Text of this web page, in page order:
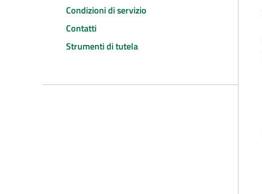
Condizioni di servizio
Contatti
Strumenti di tutela